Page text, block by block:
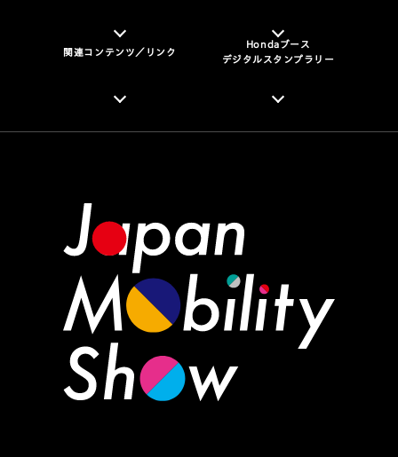
関連コンテンツ／リンク
Hondaブース
デジタルスタンプラリー